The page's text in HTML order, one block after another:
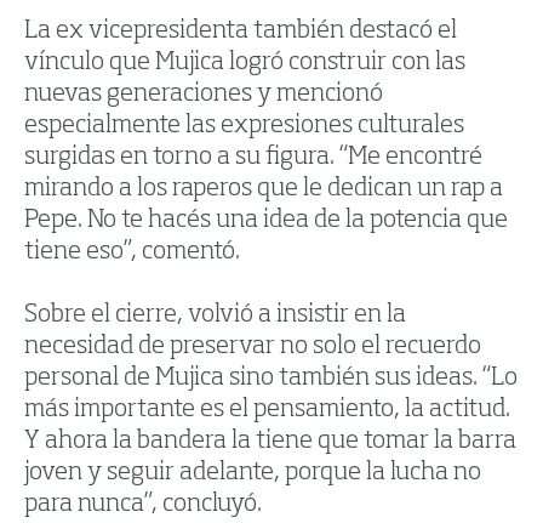
La ex vicepresidenta también destacó el
vínculo que Mujica logró construir con las
nuevas generaciones y mencionó
especialmente las expresiones culturales
surgidas en torno a su figura. “Me encontré
mirando a los raperos que le dedican un rap a
Pepe. No te hacés una idea de la potencia que
tiene eso”, comentó.
Sobre el cierre, volvió a insistir en la
necesidad de preservar no solo el recuerdo
personal de Mujica sino también sus ideas. “Lo
más importante es el pensamiento, la actitud.
Y ahora la bandera la tiene que tomar la barra
joven y seguir adelante, porque la lucha no
para nunca”, concluyó.